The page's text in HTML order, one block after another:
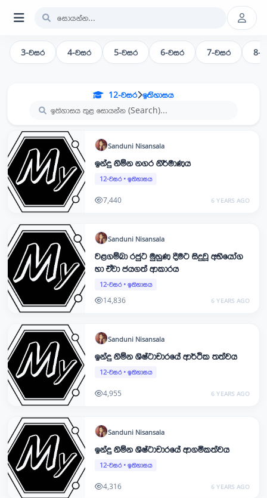
3-වසර 4-වසර 5-වසර 6-වසර 7-වසර 8-
12-වසර ඉතිහාසය
Sanduni Nisansala
ඉන්දු නිම්න නගර නිර්මාණය
12-වසර• ඉතිහාසය
7,440 6 YEARS AGO
Sanduni Nisansala
වළගම්බා රජුට මුහුණ දීමට සිදුවූ අභියෝග
හා ඒවා ජයගත් ආකාරය
12-වසර• ඉතිහාසය
14,836 6 YEARS AGO
Sanduni Nisansala
ඉන්දු නිම්න ශිෂ්ටාචාරයේ ආර්ථික තත්වය
12-වසර• ඉතිහාසය
4,955 6 YEARS AGO
Sanduni Nisansala
ඉන්දු නිම්න ශිෂ්ටාචාරයේ ආගමිකත්වය
12-වසර• ඉතිහාසය
4,316 6 YEARS AGO